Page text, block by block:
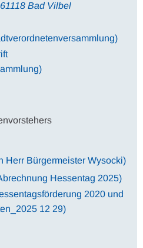
Bad Vilbel
Herr Bürgermeister Wysocki)
Hessentag 2025)
2020 und
12 29)